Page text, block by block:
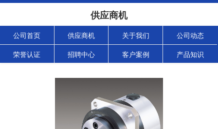
供应商机
公司首页 供应商机 关于我们 公司动态
荣誉认证 招聘中心 客户案例 产品知识